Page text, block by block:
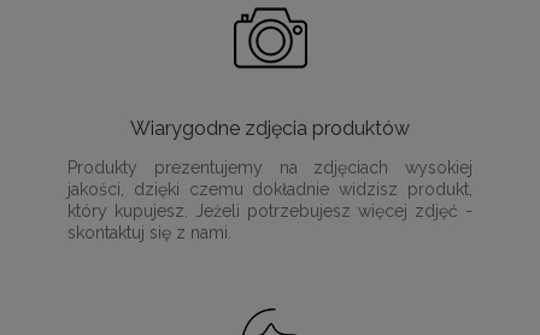
Wiarygodne zdjęcia produktów
Produkty prezentujemy na zdjęciach wysokiej
jakości, dzięki czemu dokładnie widzisz produkt,
który kupujesz. Jeżeli potrzebujesz więcej zdjęć -
skontaktuj się z nami.